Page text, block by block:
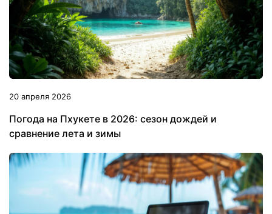
20 апреля 2026
Погода на Пхукете в 2026: сезон дождей и
сравнение лета и зимы